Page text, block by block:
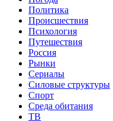
Политика
Происшествия
Психология
Путешествия
Россия
Рынки
Сериалы
Силовые структуры
Спорт
Среда обитания
ТВ